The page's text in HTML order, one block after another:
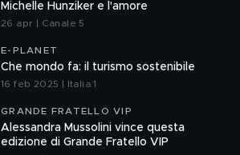
Michelle Hunziker e l'amore
26 apr | Canale 5
E-PLANET
Che mondo fa: il turismo sostenibile
16 feb 2025 | Italia 1
GRANDE FRATELLO VIP
Alessandra Mussolini vince questa
edizione di Grande Fratello VIP